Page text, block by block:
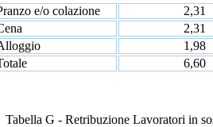
e/o colazione
2,31
2,31
1,98
6,60
Tabella G - Retribuzione Lavoratori in